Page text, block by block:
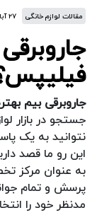
مقالات لوازم خانگی ۲۷ آبان
جاروبرقی بیم
جستجو در بازار
نتوانید به یک
این رو ما قصد
به عنوان مرکز
پرسش و تمام
مدنظر خود را